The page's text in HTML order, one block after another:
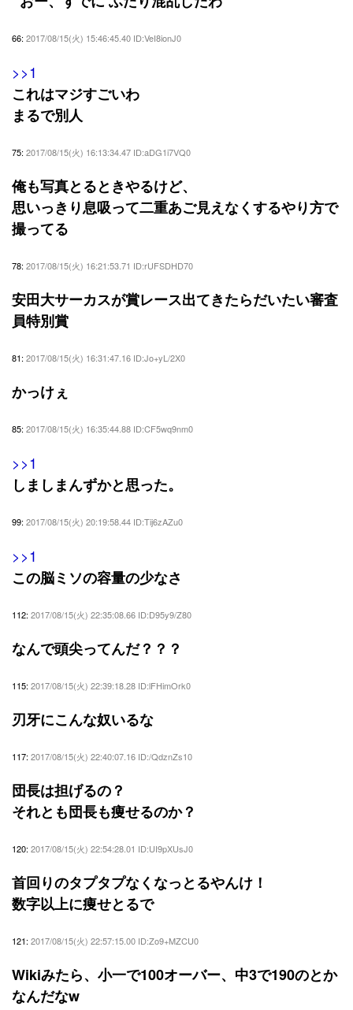
66: 2017/08/15(火) 15:46:45.40 ID:VeI8ionJ0
>>1
これはマジすごいわ
まるで別人
75: 2017/08/15(火) 16:13:34.47 ID:aDG1i7VQ0
俺も写真とるときやるけど、
思いっきり息吸って二重あご見えなくするやり方で
撮ってる
78: 2017/08/15(火) 16:21:53.71 ID:rUFSDHD70
安田大サーカスが賞レース出てきたらだいたい審査
員特別賞
81: 2017/08/15(火) 16:31:47.16 ID:Jo+yL/2X0
かっけぇ
85: 2017/08/15(火) 16:35:44.88 ID:CF5wq9nm0
>>1
しましまんずかと思った。
99: 2017/08/15(火) 20:19:58.44 ID:Tij6zAZu0
>>1
この脳ミソの容量の少なさ
112: 2017/08/15(火) 22:35:08.66 ID:D95y9/Z80
なんで頭尖ってんだ？？？
115: 2017/08/15(火) 22:39:18.28 ID:lFHimOrk0
刃牙にこんな奴いるな
117: 2017/08/15(火) 22:40:07.16 ID:/QdznZs10
団長は担げるの？
それとも団長も痩せるのか？
120: 2017/08/15(火) 22:54:28.01 ID:UI9pXUsJ0
首回りのタプタプなくなっとるやんけ！
数字以上に痩せとるで
121: 2017/08/15(火) 22:57:15.00 ID:Zo9+MZCU0
Wikiみたら、小一で100オーバー、中3で190のとか
なんだなw